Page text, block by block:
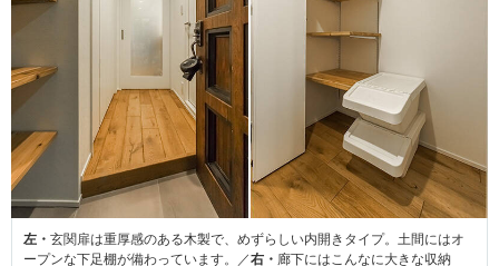
左・ 玄関扉は重厚感のある木製で、めずらしい内開きタイプ。土間にはオ
ープンな下足棚が備わっています。／右・ 廊下にはこんなに大きな収納